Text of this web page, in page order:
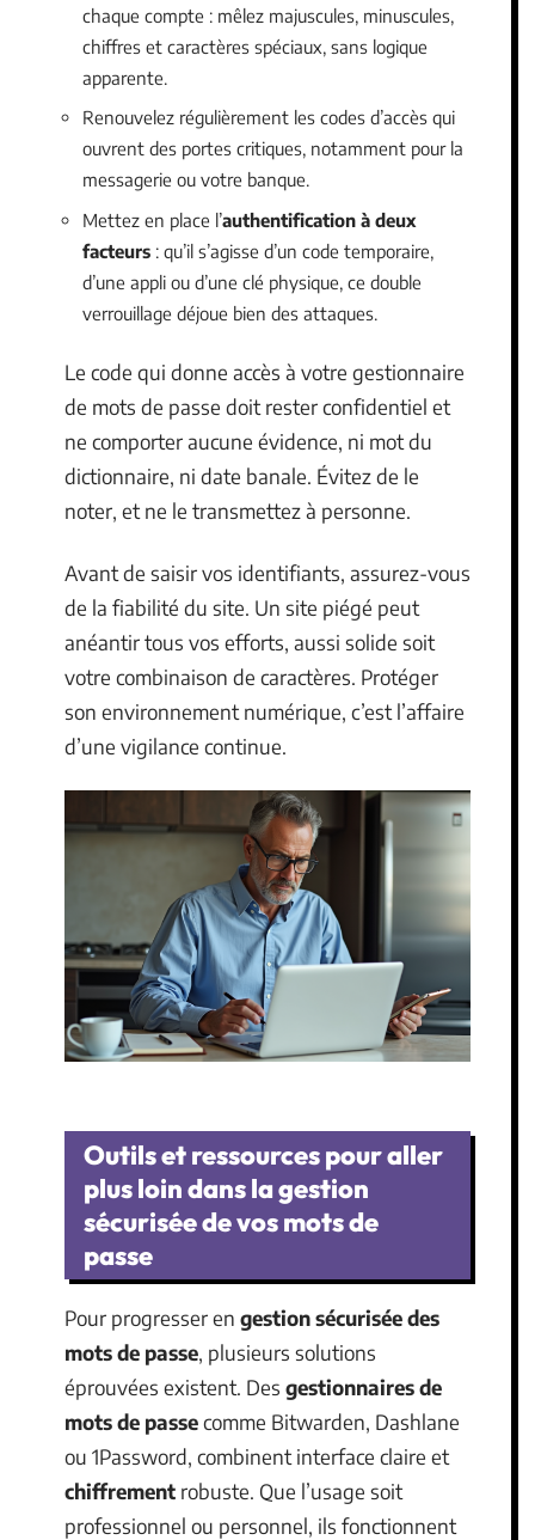
chaque compte : mêlez majuscules, minuscules,
chiffres et caractères spéciaux, sans logique
apparente.
Renouvelez régulièrement les codes d’accès qui
ouvrent des portes critiques, notamment pour la
messagerie ou votre banque.
Mettez en place l’authentification à deux
facteurs : qu’il s’agisse d’un code temporaire,
d’une appli ou d’une clé physique, ce double
verrouillage déjoue bien des attaques.
Le code qui donne accès à votre gestionnaire
de mots de passe doit rester confidentiel et
ne comporter aucune évidence, ni mot du
dictionnaire, ni date banale. Évitez de le
noter, et ne le transmettez à personne.
Avant de saisir vos identifiants, assurez-vous
de la fiabilité du site. Un site piégé peut
anéantir tous vos efforts, aussi solide soit
votre combinaison de caractères. Protéger
son environnement numérique, c’est l’affaire
d’une vigilance continue.
Outils et ressources pour aller
plus loin dans la gestion
sécurisée de vos mots de
passe
Pour progresser en gestion sécurisée des
mots de passe, plusieurs solutions
éprouvées existent. Des gestionnaires de
mots de passecomme Bitwarden, Dashlane
ou 1Password, combinent interface claire et
chiffrement robuste. Que l’usage soit
professionnel ou personnel, ils fonctionnent